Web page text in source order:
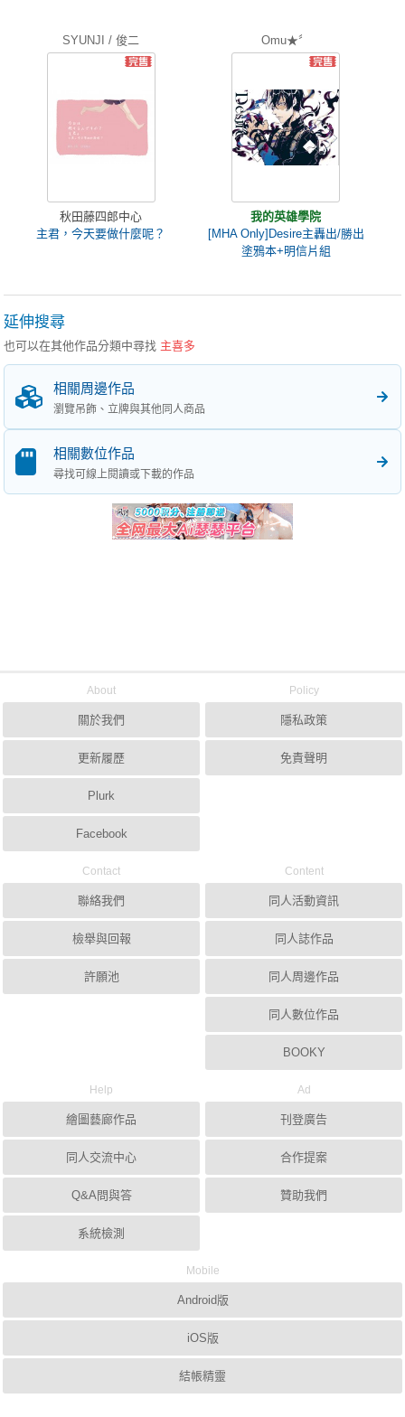
SYUNJI / 俊二
秋田藤四郎中心
主君，今天要做什麼呢？
Omu★〞
我的英雄學院
[MHA Only]Desire主轟出/勝出
塗鴉本+明信片組
延伸搜尋
也可以在其他作品分類中尋找 主喜多
相關周邊作品
瀏覽吊飾、立牌與其他同人商品
相關數位作品
尋找可線上閱讀或下載的作品
About
關於我們
更新履歷
Plurk
Facebook
Policy
隱私政策
免責聲明
Contact
聯絡我們
檢舉與回報
許願池
Content
同人活動資訊
同人誌作品
同人周邊作品
同人數位作品
BOOKY
Help
繪圖藝廊作品
同人交流中心
Q&A問與答
系統檢測
Ad
刊登廣告
合作提案
贊助我們
Mobile
Android版
iOS版
結帳精靈